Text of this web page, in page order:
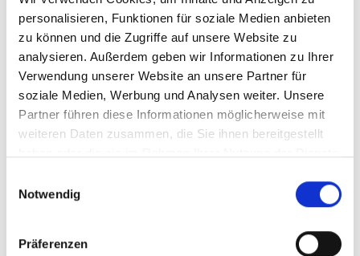
personalisieren, Funktionen für soziale Medien anbieten
zu können und die Zugriffe auf unsere Website zu
analysieren. Außerdem geben wir Informationen zu Ihrer
Verwendung unserer Website an unsere Partner für
soziale Medien, Werbung und Analysen weiter. Unsere
Partner führen diese Informationen möglicherweise mit
weiteren Daten zusammen, die Sie ihnen bereitgestellt
Notwendig
Präferenzen
der Großgmainer FPÖ zur zweitstärksten Fraktion gewählt,
konnte die Absolute der ÖVP brechen und ist seither
Vizebürgermeister der Gemeinde Großgmain. Marlene wird
uns auch als einstimmig nominierte Spitzenkandidatin zum
zweiten Mal in die Landtagswahlen am 23. April 2023 führen.
Politische Laufbahn
Mitglied im Ring Freiheitlicher Jugend (RFJ)